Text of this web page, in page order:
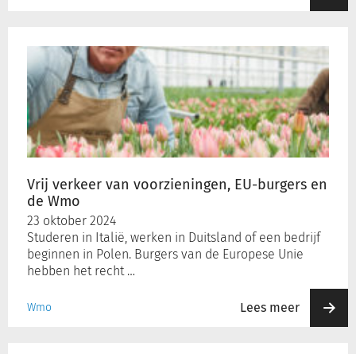
Vrij verkeer van voorzieningen, EU-burgers en
de Wmo
23 oktober 2024
Studeren in Italië, werken in Duitsland of een bedrijf
beginnen in Polen. Burgers van de Europese Unie
hebben het recht …
Wmo Lees meer
verkeer
van
voorzieningen,
EU-
burgers
Wmo